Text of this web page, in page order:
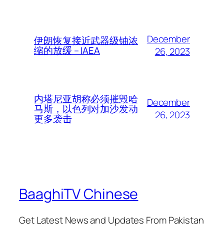
伊朗恢复接近武器级铀浓
缩的放缓 – IAEA
December
26, 2023
内塔尼亚胡称必须摧毁哈
马斯，以色列对加沙发动
更多袭击
December
26, 2023
BaaghiTV Chinese
Get Latest News and Updates From Pakistan